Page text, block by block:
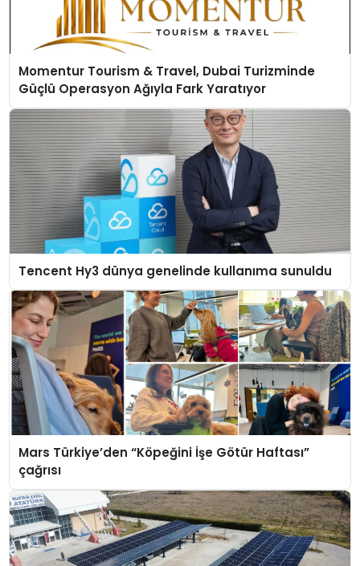
Momentur Tourism & Travel, Dubai Turizminde
Güçlü Operasyon Ağıyla Fark Yaratıyor
Tencent Hy3 dünya genelinde kullanıma sunuldu
Mars Türkiye’den “Köpeğini İşe Götür Haftası”
çağrısı